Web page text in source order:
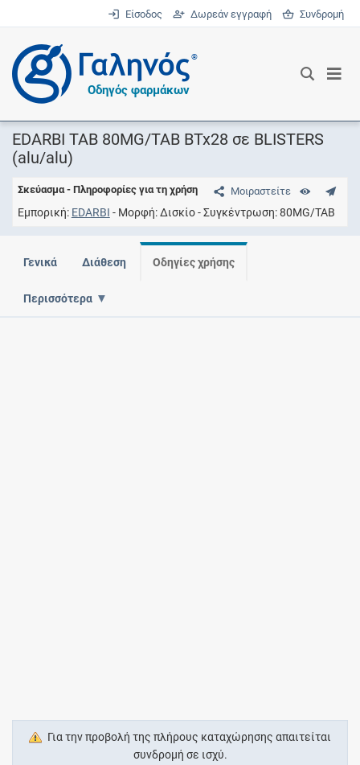
Είσοδος Δωρεάν εγγραφή Συνδρομή
®
Οδηγός φαρμάκων
EDARBI TAB 80MG/TAB BTx28 σε BLISTERS
(alu/alu)
Μοιραστείτε
Σκεύασμα - Πληροφορίες για τη χρήση
Εμπορική EDARBI Μορφή Δισκίο Συγκέντρωση 80MG/TAB
Γενικά Διάθεση Οδηγίες χρήσης
Περισσότερα
Για την προβολή της πλήρους καταχώρησης απαιτείται
συνδρομή σε ισχύ.